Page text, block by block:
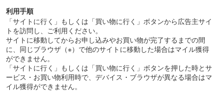
利用手順
「サイトに行く」もしくは「買い物に行く」ボタンから広告主サイ
トを訪問し、ご利用ください。
サイトに移動してからお申し込みやお買い物が完了するまでの間
に、同じブラウザ（※）で他のサイトに移動した場合はマイル獲得
ができません。
「サイトに行く」もしくは「買い物に行く」ボタンを押した時とサ
ービス・お買い物利用時で、デバイス・ブラウザが異なる場合はマ
イル獲得ができません。